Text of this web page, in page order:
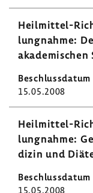
Heilmittel-​
lung­nahme:
15.05.2008
Heilmittel-​
lung­nahme:
dizin und
15.05.2008